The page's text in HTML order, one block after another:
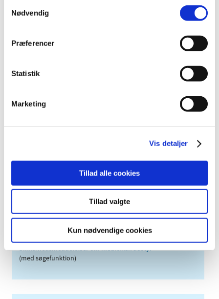
Nødvendig
Præferencer
Statistik
Marketing
Vis detaljer
Tillad alle cookies
Tillad valgte
Kun nødvendige cookies
2017 (167)
2012 (44)
2010 (7)
2006 (9)
Meddelelser om forsyning af medicin til mennesker og dyr
(med søgefunktion)
Sikkerhedsmeddelelser om medicinsk udstyr
(med søgefunktion)